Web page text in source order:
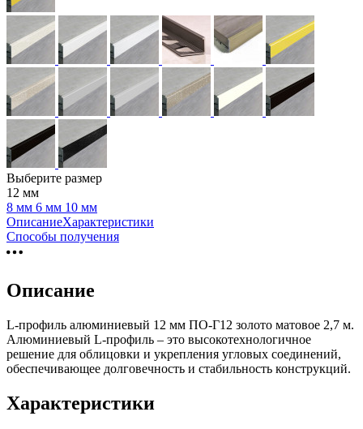
Выберите размер
12 мм
8 мм 6 мм 10 мм
ОписаниеХарактеристики
Способы получения
Описание
L-профиль алюминиевый 12 мм ПО-Г12 золото матовое 2,7 м.
Алюминиевый L-профиль – это высокотехнологичное
решение для облицовки и укрепления угловых соединений,
обеспечивающее долговечность и стабильность конструкций.
Характеристики